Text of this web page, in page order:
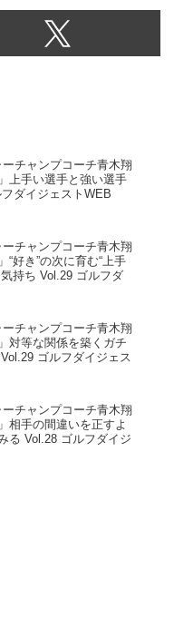
ーチャンプコーチ青木翔
上手い選手と強い選手
ダイジェストWEB
ーチャンプコーチ青木翔
“好き”の次に育む“上手
持ち Vol.29 ゴルフダ
ーチャンプコーチ青木翔
対等な関係を築くガチ
ゴルフダイジェス
ーチャンプコーチ青木翔
相手の間違いを正すよ
る Vol.28 ゴルフダイジ